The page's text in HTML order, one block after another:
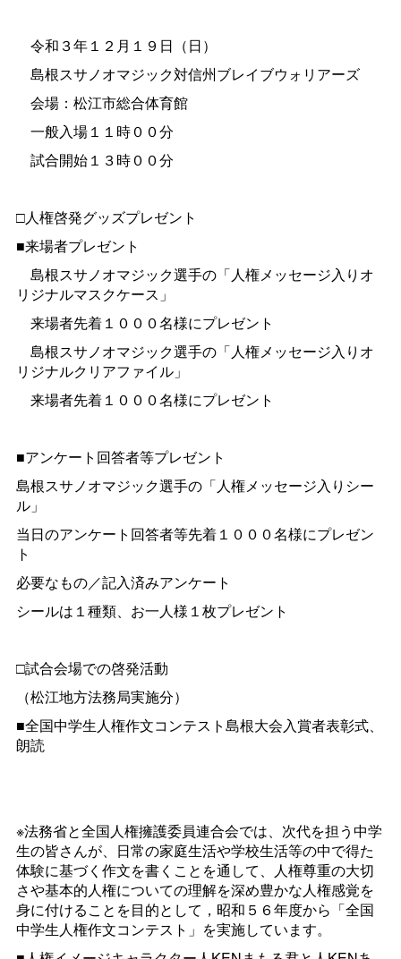
令和３年１２月１９日（日）
島根スサノオマジック対信州ブレイブウォリアーズ
会場：松江市総合体育館
一般入場１１時００分
試合開始１３時００分
□人権啓発グッズプレゼント
■来場者プレゼント
島根スサノオマジック選手の「人権メッセージ入りオ
リジナルマスクケース」
来場者先着１０００名様にプレゼント
島根スサノオマジック選手の「人権メッセージ入りオ
リジナルクリアファイル」
来場者先着１０００名様にプレゼント
■アンケート回答者等プレゼント
島根スサノオマジック選手の「人権メッセージ入りシー
ル」
当日のアンケート回答者等先着１０００名様にプレゼン
ト
必要なもの／記入済みアンケート
シールは１種類、お一人様１枚プレゼント
□試合会場での啓発活動
（松江地方法務局実施分）
■全国中学生人権作文コンテスト島根大会入賞者表彰式、
朗読
※法務省と全国人権擁護委員連合会では、次代を担う中学
生の皆さんが、日常の家庭生活や学校生活等の中で得た
体験に基づく作文を書くことを通して、人権尊重の大切
さや基本的人権についての理解を深め豊かな人権感覚を
身に付けることを目的として，昭和５６年度から「全国
中学生人権作文コンテスト」を実施しています。